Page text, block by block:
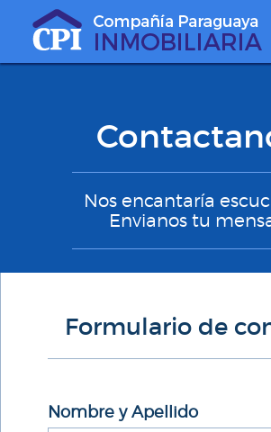
Nos encantaría
Envianos tu
Formulario de
Nombre y Apellido